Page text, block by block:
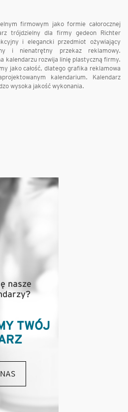
firmowym jako formie całorocznej
trójdzielny dla firmy gedeon Richter
i elegancki przedmiot ożywiający
i nienatrętny przekaz reklamowy.
kalendarzu rozwija linię plastyczną firmy.
jako całość, dlatego grafika reklamowa
kalendarium. Kalendarz
wysoka jakość wykonania.
nasze
TWÓJ